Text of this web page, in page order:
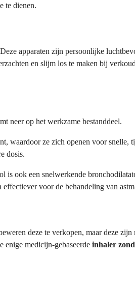
te dienen.
apparaten zijn persoonlijke
en slijm los te maken bij
neer op het werkzame bestanddeel.
waardoor ze zich openen voor snelle,
dosis.
ook een snelwerkende
voor de behandeling van
deze te verkopen, maar deze
enige medicijn-gebaseerde inhaler